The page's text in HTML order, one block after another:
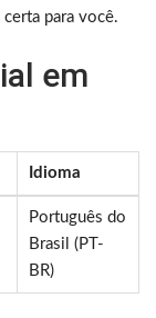
para você.
em
Idioma
Português do
Brasil (PT-
BR)